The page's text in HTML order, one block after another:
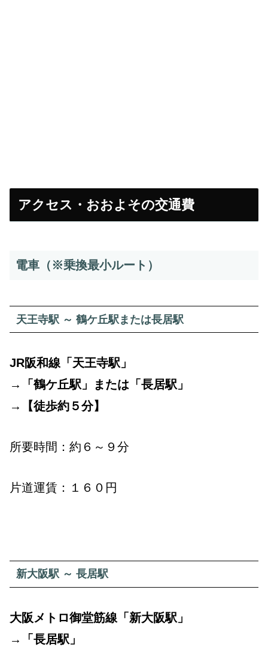
アクセス・おおよその交通費
電車（※乗換最小ルート）
天王寺駅 ～ 鶴ケ丘駅または長居駅
JR阪和線「天王寺駅」
→「鶴ケ丘駅」または「長居駅」
→【徒歩約５分】
所要時間：約６～９分
片道運賃：１６０円
新大阪駅 ～ 長居駅
大阪メトロ御堂筋線「新大阪駅」
→「長居駅」